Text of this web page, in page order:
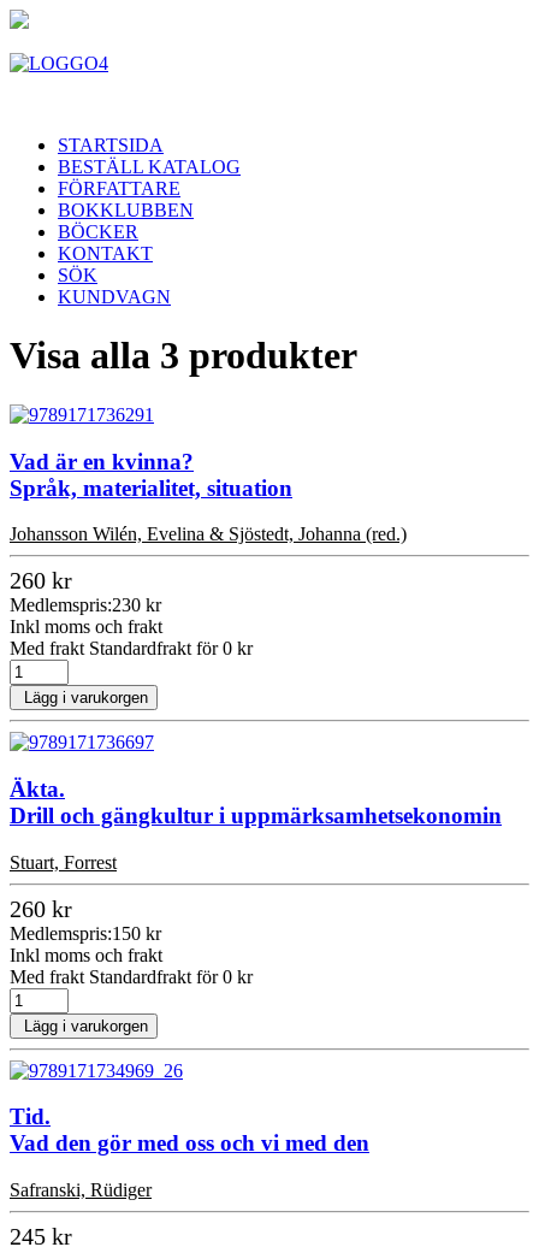
STARTSIDA
BESTÄLL KATALOG
FÖRFATTARE
BOKKLUBBEN
BÖCKER
KONTAKT
SÖK
KUNDVAGN
Visa alla 3 produkter
Vad är en kvinna?
Språk, materialitet, situation
Johansson Wilén, Evelina & Sjöstedt, Johanna (red.)
260 kr
Medlemspris:230 kr
Inkl moms och frakt
Med frakt Standardfrakt för 0 kr
Lägg i varukorgen
Äkta.
Drill och gängkultur i uppmärksamhetsekonomin
Stuart, Forrest
260 kr
Medlemspris:150 kr
Inkl moms och frakt
Med frakt Standardfrakt för 0 kr
Lägg i varukorgen
Tid.
Vad den gör med oss och vi med den
Safranski, Rüdiger
245 kr